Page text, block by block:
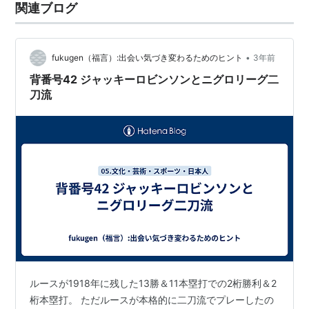
関連ブログ
fukugen（福言）:出会い気づき変わるためのヒント • 3年前
背番号42 ジャッキーロビンソンとニグロリーグ二
刀流
ルースが1918年に残した13勝＆11本塁打での2桁勝利＆2
桁本塁打。 ただルースが本格的に二刀流でプレーしたの